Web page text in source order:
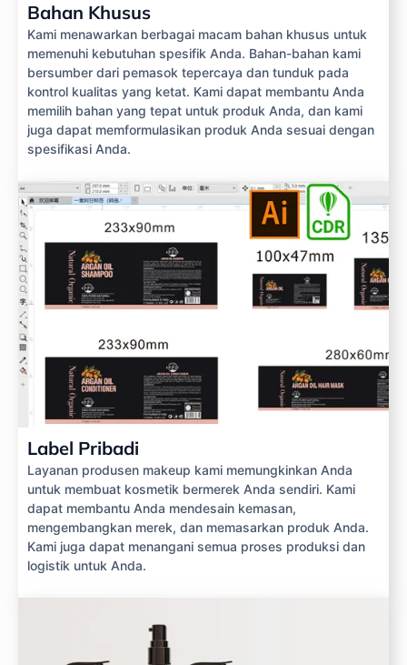
Bahan Khusus
Kami menawarkan berbagai macam bahan khusus untuk
memenuhi kebutuhan spesifik Anda. Bahan-bahan kami
bersumber dari pemasok tepercaya dan tunduk pada
kontrol kualitas yang ketat. Kami dapat membantu Anda
memilih bahan yang tepat untuk produk Anda, dan kami
juga dapat memformulasikan produk Anda sesuai dengan
spesifikasi Anda.
Label Pribadi
Layanan produsen makeup kami memungkinkan Anda
untuk membuat kosmetik bermerek Anda sendiri. Kami
dapat membantu Anda mendesain kemasan,
mengembangkan merek, dan memasarkan produk Anda.
Kami juga dapat menangani semua proses produksi dan
logistik untuk Anda.